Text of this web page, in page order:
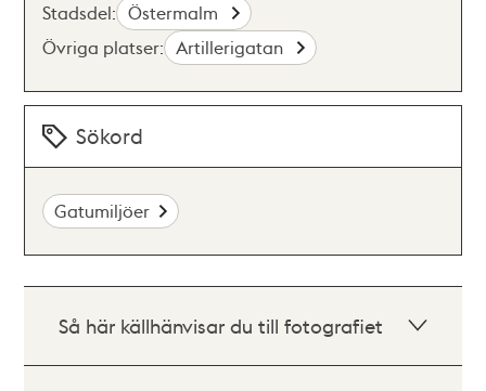
Stadsdel: Östermalm
Övriga platser: Artillerigatan
Sökord
Gatumiljöer
Så här källhänvisar du till fotografiet